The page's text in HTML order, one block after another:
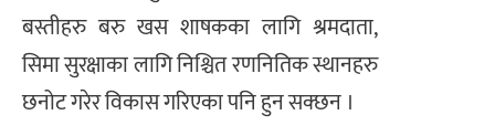
बस्तीहरु बरु खस शाषकका लागि श्रमदाता,
सिमा सुरक्षाका लागि निश्चित रणनितिक स्थानहरु
छनोट गरेर विकास गरिएका पनि हुन सक्छन ।